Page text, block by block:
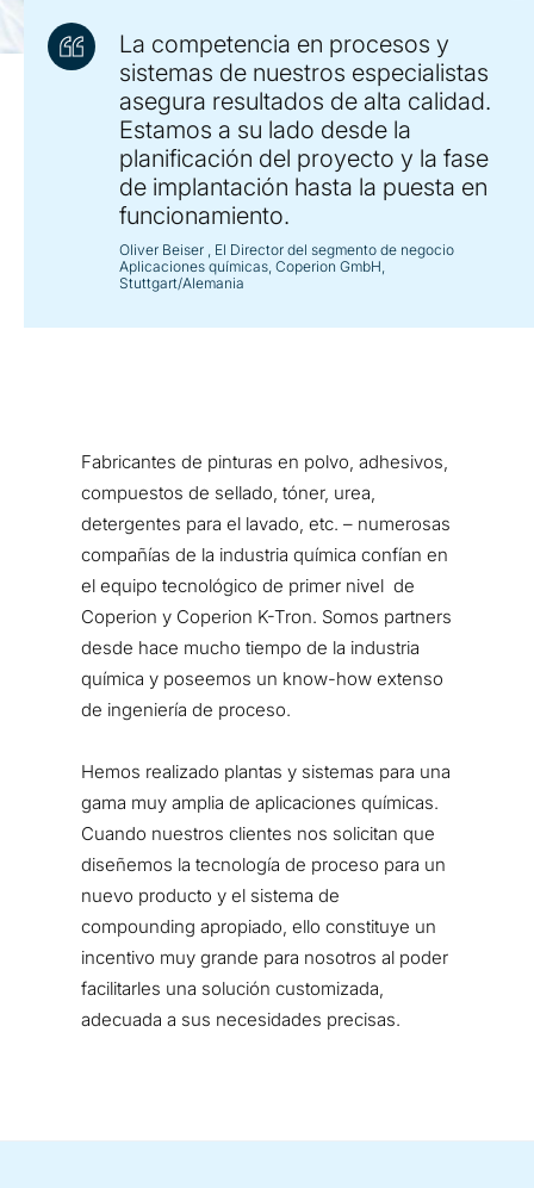
La competencia en procesos y
sistemas de nuestros especialistas
asegura resultados de alta calidad.
Estamos a su lado desde la
planificación del proyecto y la fase
de implantación hasta la puesta en
funcionamiento.
Oliver Beiser , El Director del segmento de negocio
Aplicaciones químicas, Coperion GmbH,
Stuttgart/Alemania
Fabricantes de pinturas en polvo, adhesivos,
compuestos de sellado, tóner, urea,
detergentes para el lavado, etc. – numerosas
compañías de la industria química confían en
el equipo tecnológico de primer nivel de
Coperion y Coperion K-Tron. Somos partners
desde hace mucho tiempo de la industria
química y poseemos un know-how extenso
de ingeniería de proceso.
Hemos realizado plantas y sistemas para una
gama muy amplia de aplicaciones químicas.
Cuando nuestros clientes nos solicitan que
diseñemos la tecnología de proceso para un
nuevo producto y el sistema de
compounding apropiado, ello constituye un
incentivo muy grande para nosotros al poder
facilitarles una solución customizada,
adecuada a sus necesidades precisas.